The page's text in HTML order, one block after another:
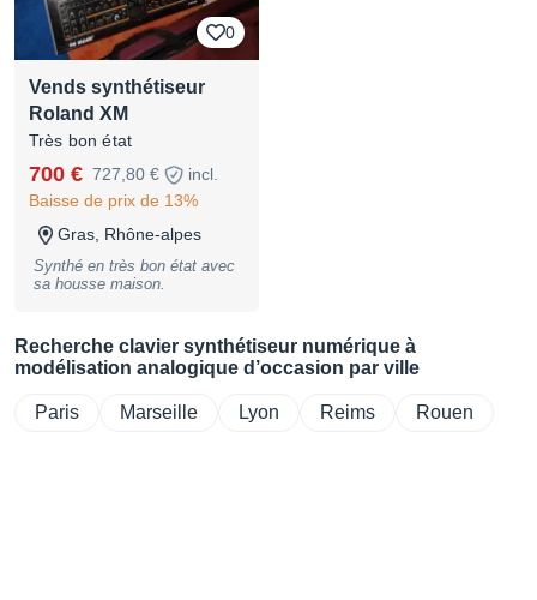
0
Vends synthétiseur
Roland XM
Très bon état
700 € 727,80 €
incl.
Baisse de prix de 13%
Gras, Rhône-alpes
Synthé en très bon état avec
sa housse maison.
Recherche clavier synthétiseur numérique à
modélisation analogique d’occasion par ville
Paris Marseille Lyon Reims Rouen